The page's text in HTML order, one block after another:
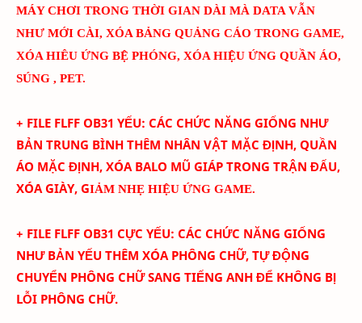
MÁY CHƠI TRONG THỜI GIAN DÀI MÀ DATA VẪN
NHƯ MỚI CÀI, XÓA BẢNG QUẢNG CÁO TRONG GAME,
XÓA HIÊU ỨNG BỆ PHÓNG, XÓA HIỆU ỨNG QUẦN ÁO,
SÚNG , PET.
+ FILE FLFF OB31 YẾU: CÁC CHỨC NĂNG GIỐNG NHƯ
BẢN TRUNG BÌNH THÊM NHÂN VẬT MẶC ĐỊNH, QUẦN
ÁO MẶC ĐỊNH, XÓA BALO MŨ GIÁP TRONG TRẬN ĐẤU,
XÓA GIÀY, GIẢM NHẸ HIỆU ỨNG GAME.
+ FILE FLFF OB31 CỰC YẾU: CÁC CHỨC NĂNG GIỐNG
NHƯ BẢN YẾU THÊM XÓA PHÔNG CHỮ, TỰ ĐỘNG
CHUYỂN PHÔNG CHỮ SANG TIẾNG ANH ĐỂ KHÔNG BỊ
LỖI PHÔNG CHỮ.